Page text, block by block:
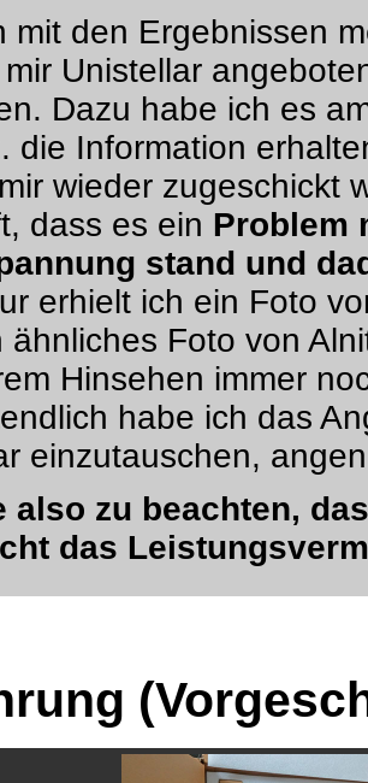
mit den Ergebnissen
Unistellar
Dazu habe ich es
die Information
wieder zugeschickt
dass es ein Problem
stand und
erhielt ich ein Foto
ähnliches Foto von
Hinsehen immer
habe ich das
einzutauschen,
also zu beachten,
das